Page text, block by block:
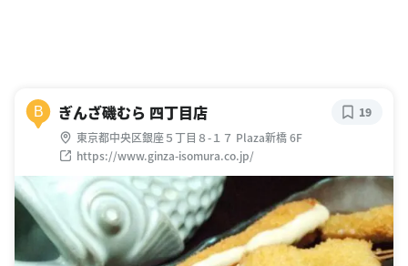
B ぎんざ磯むら 四丁目店
東京都中央区銀座５丁目８-１７ Plaza新橋 6F
https://www.ginza-isomura.co.jp/
19